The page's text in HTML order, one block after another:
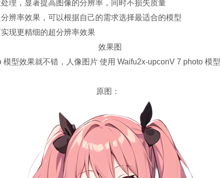
理，显著提高图像的分辨率，同时不损失质量
辨率效果，可以根据自己的需求选择最适合的模型
现更精细的超分辨率效果
效果图
型效果就不错，人像图片 使用 Waifu2x-upconV 7 photo 模
原图：